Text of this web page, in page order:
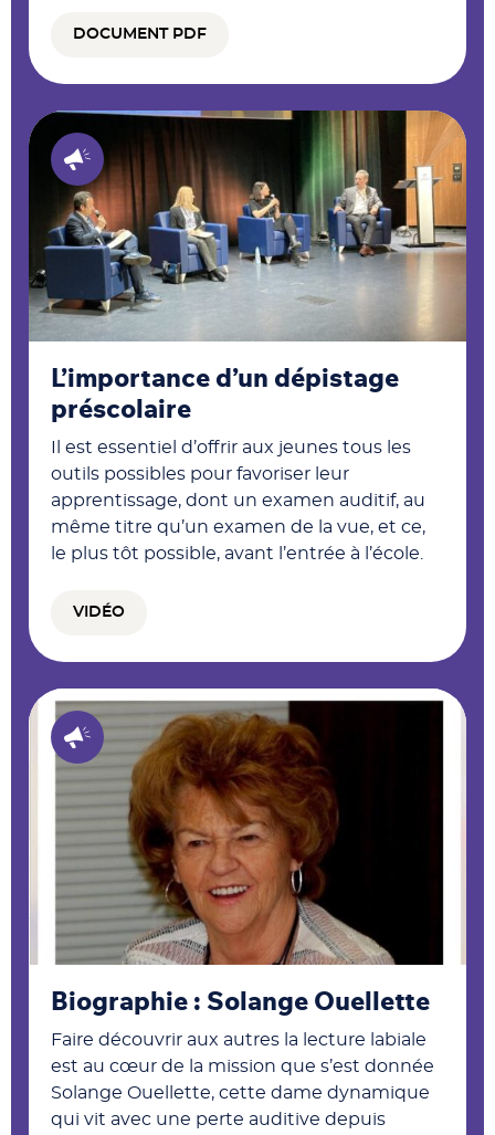
DOCUMENT PDF
L’importance d’un dépistage
préscolaire
Il est essentiel d’offrir aux jeunes tous les
outils possibles pour favoriser leur
apprentissage, dont un examen auditif, au
même titre qu’un examen de la vue, et ce,
le plus tôt possible, avant l’entrée à l’école.
VIDÉO
Biographie : Solange Ouellette
Faire découvrir aux autres la lecture labiale
est au cœur de la mission que s’est donnée
Solange Ouellette, cette dame dynamique
qui vit avec une perte auditive depuis